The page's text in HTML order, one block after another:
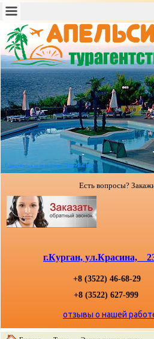
Туристическое агентство "АПЕЛЬСИН"
Есть вопросы?
г.Курган, ул.Красина,
+8 (3522) 46-68-29
+8 (3522) 627-999
отзывы о нашей